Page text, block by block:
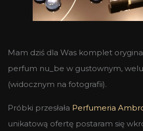
Mam dziś dla Was komplet
perfum nu_be w gustownym,
(widocznym na fotografii).
Próbki przesłała Perfumeria
unikatową ofertę postaram się